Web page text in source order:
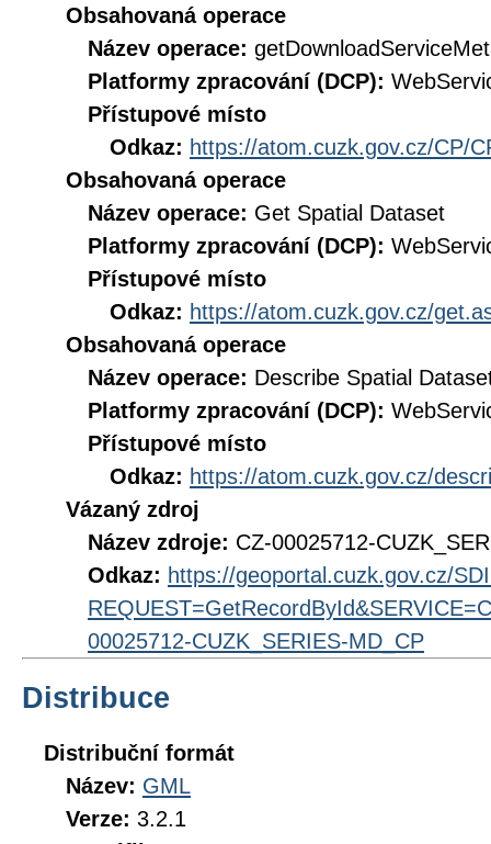
Obsahovaná operace
Název operace:
Platformy zpracování (DCP):
Přístupové místo
Odkaz: https://atom.cuzk.gov.cz/CP/
Obsahovaná operace
Název operace: Get Spatial Dataset
Platformy zpracování (DCP):
Přístupové místo
Odkaz: https://atom.cuzk.gov.cz/
Obsahovaná operace
Název operace: Describe Spatial
Platformy zpracování (DCP):
Přístupové místo
Odkaz: https://atom.cuzk.gov.cz/
Vázaný zdroj
Název zdroje: CZ-00025712-
Odkaz: https://geoportal.cuzk.gov.cz/
00025712-CUZK_SERIES-MD_CP
Distribuce
Distribuční formát
Název: GML
Verze: 3.2.1